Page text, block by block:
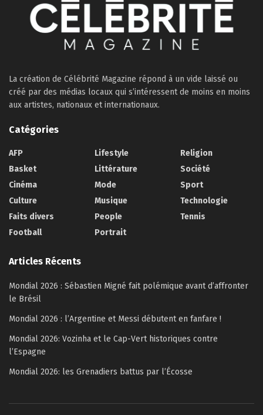
La création de Célébrité Magazine répond à un vide laissé ou
créé par des médias locaux qui s’intéressent de moins en moins
aux artistes, nationaux et internationaux.
Catégories
AFP
Basket
Cinéma
Culture
Faits divers
Football
Lifestyle
Littérature
Mode
Musique
People
Portrait
Religion
Société
Sport
Technologie
Tennis
Articles Récents
Mondial 2026 : Sébastien Migné fait polémique avant d’affronter
le Brésil
Mondial 2026 : l’Argentine et Messi débutent en fanfare !
Mondial 2026: Vozinha et le Cap-Vert historiques contre
l’Espagne
Mondial 2026: les Grenadiers battus par l’Écosse